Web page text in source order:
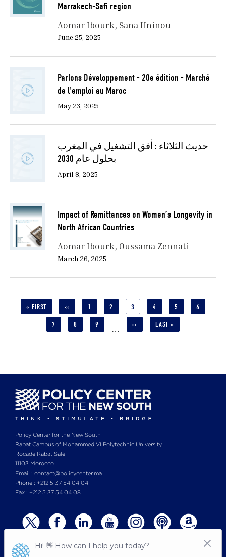
Marrakech-Safi region
Aomar Ibourk Sana Hninou
June 25, 2025
Parlons Développement - 20e édition - Marché
de l'emploi au Maroc
May 23, 2025
حديث الثلاثاء : أفق التشغيل في المغرب
بحلول عام 2030
April 8, 2025
Impact of Remittances on Women’s Longevity in
North African Countries
Aomar Ibourk Oussama Zennati
March 26, 2025
FIRST
« FIRST
PREVIOUS
PAGE
‹‹ PAGE
1 PAGE
2
CURRENT
PAGE
3 PAGE
4 PAGE
5 PAGE
6
PAGE
7 PAGE
8 PAGE
9
…
NEXT
››
LAST
LAST »
Policy Center for the New South
Rabat Campus of Mohammed VI Polytechnic University
Rocade Rabat Salé
11103 Morocco
Email : contact@policycenter.ma
Phone : +212 5 37 54 04 04
Fax : +212 5 37 54 04 08